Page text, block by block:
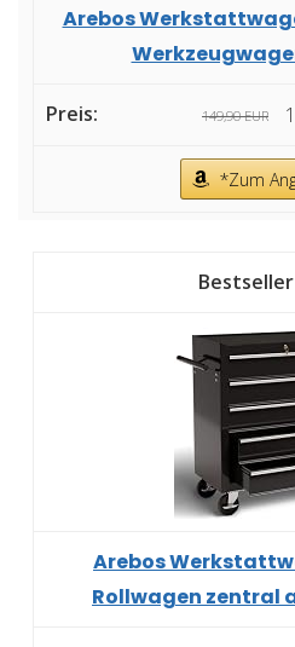
Arebos
149,90 EUR
*Zum
Arebos
Rollwagen zentral